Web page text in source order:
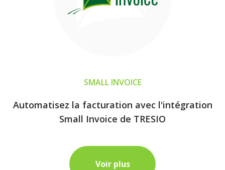
SMALL INVOICE
Automatisez la facturation avec l'intégration
Small Invoice de TRESIO
Voir plus